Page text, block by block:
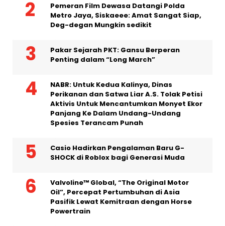
Pemeran Film Dewasa Datangi Polda
Metro Jaya, Siskaeee: Amat Sangat Siap,
Deg-degan Mungkin sedikit
Pakar Sejarah PKT: Gansu Berperan
Penting dalam “Long March”
NABR: Untuk Kedua Kalinya, Dinas
Perikanan dan Satwa Liar A.S. Tolak Petisi
Aktivis Untuk Mencantumkan Monyet Ekor
Panjang Ke Dalam Undang-Undang
Spesies Terancam Punah
Casio Hadirkan Pengalaman Baru G-
SHOCK di Roblox bagi Generasi Muda
Valvoline™ Global, “The Original Motor
Oil”, Percepat Pertumbuhan di Asia
Pasifik Lewat Kemitraan dengan Horse
Powertrain